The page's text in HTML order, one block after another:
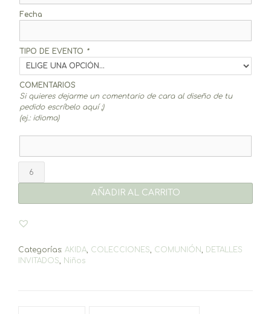
Fecha
TIPO DE EVENTO *
COMENTARIOS
Si quieres dejarme un comentario de cara al diseño de tu
pedido escríbelo aquí ;)
(ej.: idioma)
AÑADIR AL CARRITO
Categorías: AKIDA, COLECCIONES, COMUNIÓN, DETALLES
INVITADOS, Niños